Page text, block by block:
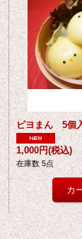
ピヨまん 5個
1,000円(税込)
在庫数 5点